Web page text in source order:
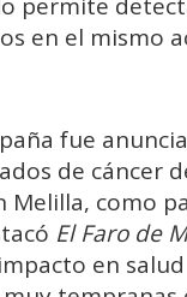
en el mismo
fue
de cáncer
como
El Faro de
en